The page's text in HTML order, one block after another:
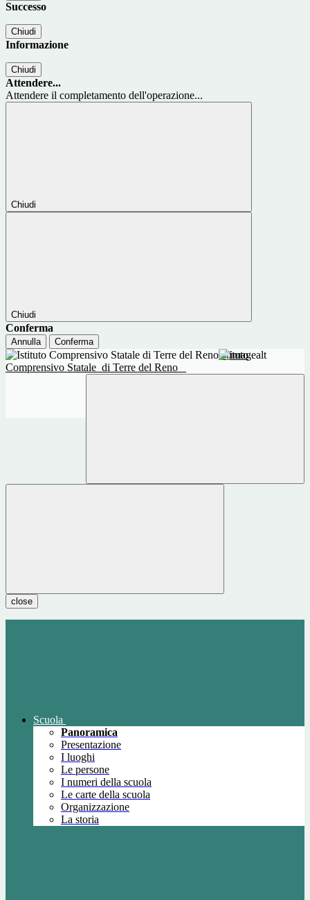
Successo
Chiudi
Informazione
Chiudi
Attendere...
Attendere il completamento dell'operazione...
Chiudi
Chiudi
Conferma
Annulla Conferma
Istituto
Comprensivo Statale di Terre del Reno
close
Scuola
Panoramica
Presentazione
I luoghi
Le persone
I numeri della scuola
Le carte della scuola
Organizzazione
La storia